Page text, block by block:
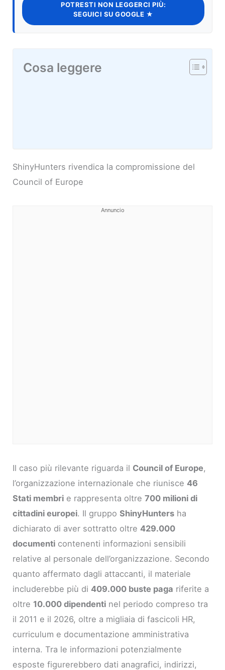
POTRESTI NON LEGGERCI PIÙ:
SEGUICI SU GOOGLE ★
Cosa leggere
ShinyHunters rivendica la compromissione del
Council of Europe
Annuncio
Il caso più rilevante riguarda il Council of Europe,
l’organizzazione internazionale che riunisce46
Stati membri e rappresenta oltre700 milioni di
cittadini europei. Il gruppoShinyHunters ha
dichiarato di aver sottratto oltre429.000
documenti contenenti informazioni sensibili
relative al personale dell’organizzazione. Secondo
quanto affermato dagli attaccanti, il materiale
includerebbe più di409.000 buste paga riferite a
oltre 10.000 dipendenti nel periodo compreso tra
il 2011 e il 2026, oltre a migliaia di fascicoli HR,
curriculum e documentazione amministrativa
interna. Tra le informazioni potenzialmente
esposte figurerebbero dati anagrafici, indirizzi,